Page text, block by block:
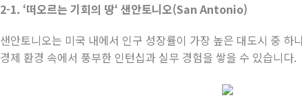
2-1. ‘떠오르는 기회의 땅‘ 샌안토니오(San Antonio)
샌안토니오는 미국 내에서 인구 성장률이 가장 높은 대도시 중 하
경제 환경 속에서 풍부한 인턴십과 실무 경험을 쌓을 수 있습니다.